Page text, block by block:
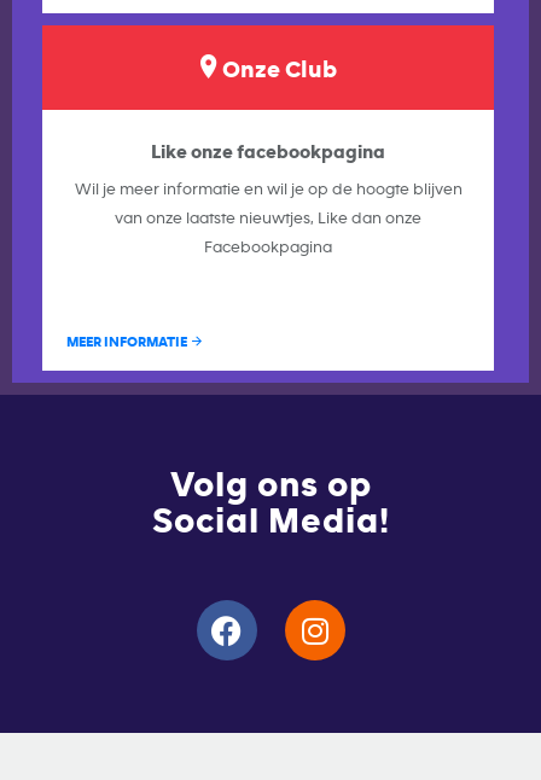
Onze Club
Like onze facebookpagina
Wil je meer informatie en wil je op de hoogte blijven
van onze laatste nieuwtjes, Like dan onze
Facebookpagina
MEER INFORMATIE
Volg ons op
Social Media!